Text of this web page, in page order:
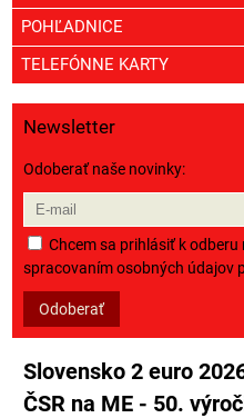
POHĽADNICE
TELEFÓNNE KARTY
Newsletter
Odoberať naše novinky:
Chcem sa prihlásiť k
spracovaním osobných údajov
Odoberať
Slovensko 2 euro
ČSR na ME - 50.